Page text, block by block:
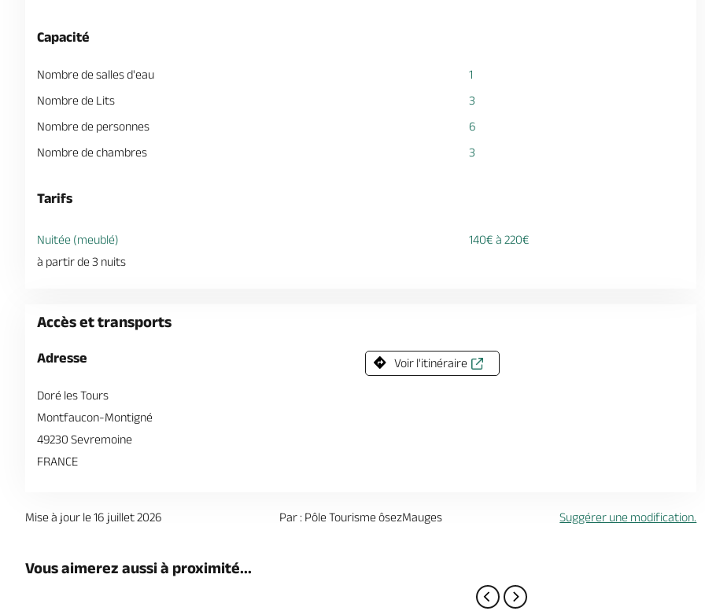
Capacité
Nombre de salles d'eau
1
Nombre de Lits
3
Nombre de personnes
6
Nombre de chambres
3
Tarifs
Nuitée (meublé)
140€ à 220€
à partir de 3 nuits
Accès et transports
Adresse
Doré les Tours
Montfaucon-Montigné
49230 Sevremoine
FRANCE
Voir l'itinéraire
Mise à jour le 16 juillet 2026 Par : Pôle Tourisme ôsezMauges Suggérer une modification.
Vous aimerez aussi à proximité...